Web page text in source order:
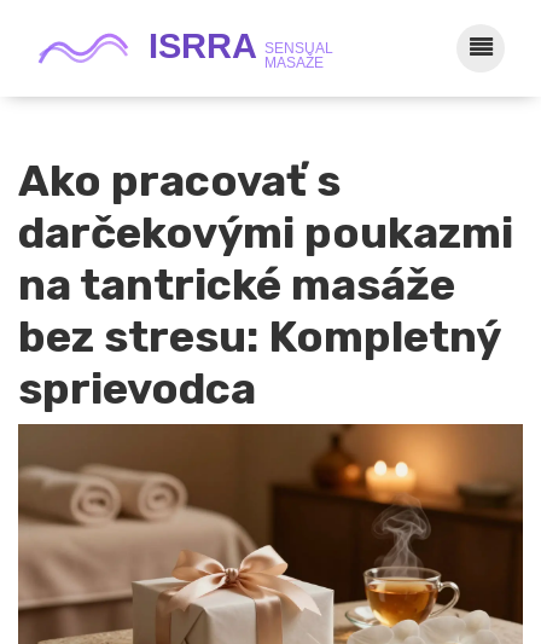
Ako pracovať s
darčekovými poukazmi
na tantrické masáže
bez stresu: Kompletný
sprievodca